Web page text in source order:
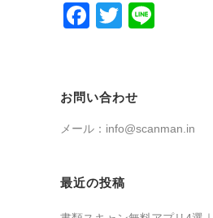
Facebook
Twitter
お問い合わせ
メール：info@scanman.in
最近の投稿